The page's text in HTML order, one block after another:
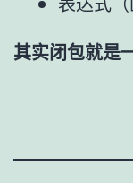
其实闭包就是